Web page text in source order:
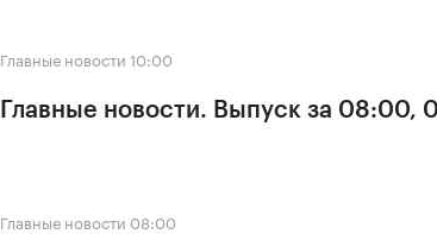
Главные новости 10:00
Главные новости. Выпуск за 08:00,
Главные новости 08:00